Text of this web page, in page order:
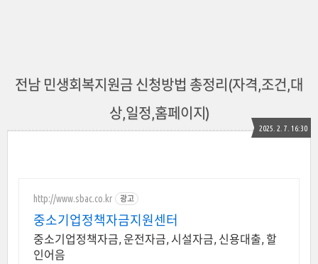
전남 민생회복지원금 신청방법 총정리(자격,조건,대
상,일정,홈페이지)
2025. 2. 7. 16:30
http://www.sbac.co.kr 광고
중소기업정책자금지원센터
중소기업정책자금, 운전자금, 시설자금, 신용대출, 할
인어음